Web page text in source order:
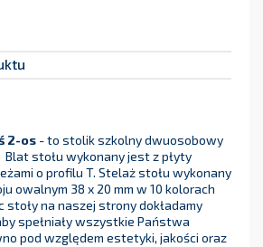
2-os - to stolik szkolny dwuosobowy
stołu wykonany jest z płyty
o profilu T. Stelaż stołu wykonany
owalnym 38 x 20 mm w 10 kolorach
stoły na naszej strony dokładamy
spełniały wszystkie Państwa
pod względem estetyki, jakości oraz